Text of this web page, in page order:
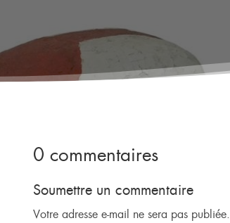
0 commentaires
Soumettre un commentaire
Votre adresse e-mail ne sera pas publiée.